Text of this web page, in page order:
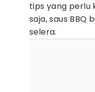
tips yang perlu
saja, saus
selera.